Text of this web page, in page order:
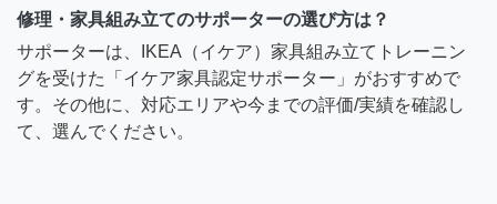
修理・家具組み立てのサポーターの選び方は？
サポーターは、IKEA（イケア）家具組み立てトレーニン
グを受けた「イケア家具認定サポーター」がおすすめで
す。その他に、対応エリアや今までの評価/実績を確認し
て、選んでください。